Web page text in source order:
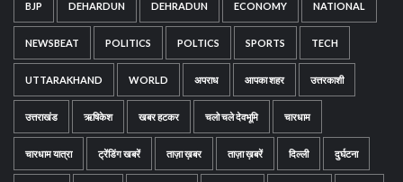
BJP DEHARDUN DEHRADUN ECONOMY NATIONAL
NEWSBEAT POLITICS POLTICS SPORTS TECH
UTTARAKHAND WORLD अपराध आपका शहर उत्तरकाशी
उत्तराखंड ऋषिकेश खबर हटकर चलो चले देवभूमि चारधाम
चारधाम यात्रा ट्रेंडिंग खबरें ताज़ा ख़बर ताज़ा ख़बरें दिल्ली दुर्घटना